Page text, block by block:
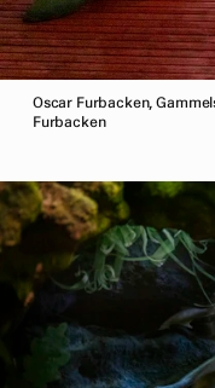
Oscar Furbacken,
Furbacken